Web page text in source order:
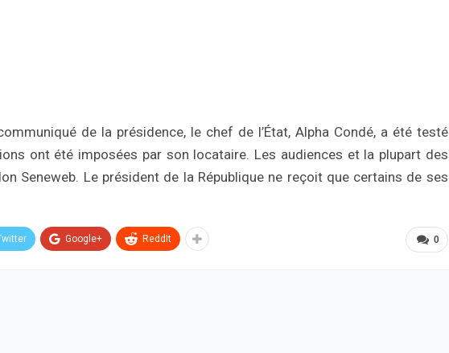
de la présidence, le chef de l’État, Alpha Condé, a été testé
ont été imposées par son locataire. Les audiences et la plupart des
Seneweb. Le président de la République ne reçoit que certains de ses
0
Google+ ReddIt